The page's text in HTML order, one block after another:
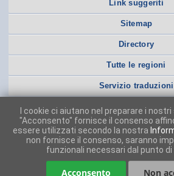
Link suggeriti
Sitemap
Directory
Tutte le regioni
Servizio traduzioni
I cookie ci aiutano nel preparare i
"Acconsento" fornisce il consenso
essere utilizzati secondo la nostra
non fornisce il consenso, saranno
funzionali necessari dal punto